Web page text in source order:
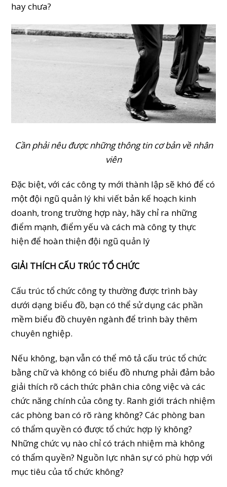
hay chưa?
Cần phải nêu được những thông tin cơ bản về nhân
viên
Đặc biệt, với các công ty mới thành lập sẽ khó để có
một đội ngũ quản lý khi viết bản kế hoạch kinh
doanh, trong trường hợp này, hãy chỉ ra những
điểm mạnh, điểm yếu và cách mà công ty thực
hiện để hoàn thiện đội ngũ quản lý
GIẢI THÍCH CẤU TRÚC TỔ CHỨC
Cấu trúc tổ chức công ty thường được trình bày
dưới dạng biểu đồ, bạn có thể sử dụng các phần
mềm biểu đồ chuyên ngành để trình bày thêm
chuyên nghiệp.
Nếu không, bạn vẫn có thể mô tả cấu trúc tổ chức
bằng chữ và không có biểu đồ nhưng phải đảm bảo
giải thích rõ cách thức phân chia công việc và các
chức năng chính của công ty. Ranh giới trách nhiệm
các phòng ban có rõ ràng không? Các phòng ban
có thẩm quyền có được tổ chức hợp lý không?
Những chức vụ nào chỉ có trách nhiệm mà không
có thẩm quyền? Nguồn lực nhân sự có phù hợp với
mục tiêu của tổ chức không?